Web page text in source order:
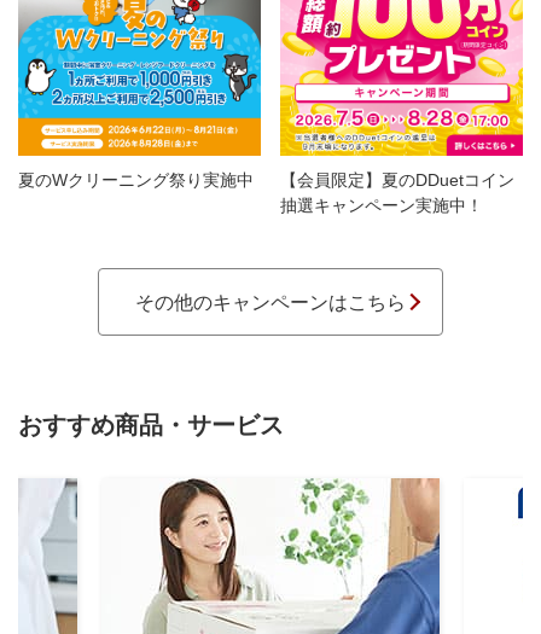
夏のWクリーニング祭り実施中
【会員限定】夏のDDuetコイン
抽選キャンペーン実施中！
その他のキャンペーンはこちら
おすすめ商品・サービス